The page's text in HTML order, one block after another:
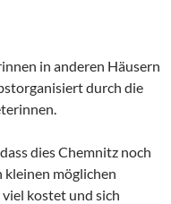
in anderen Häusern
durch die
dies Chemnitz noch
kleinen möglichen
kostet und sich